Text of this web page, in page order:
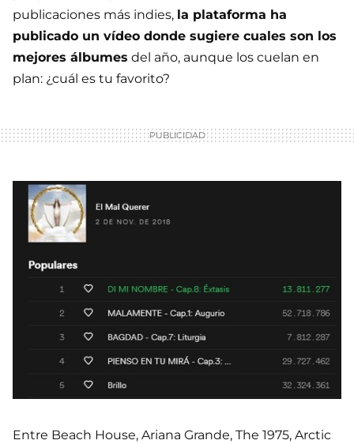
publicaciones más indies, la plataforma ha
publicado un vídeo donde sugiere cuales son los
mejores álbumes del año, aunque los cuelan en
plan: ¿cuál es tu favorito?
Entre Beach House, Ariana Grande, The 1975, Arctic